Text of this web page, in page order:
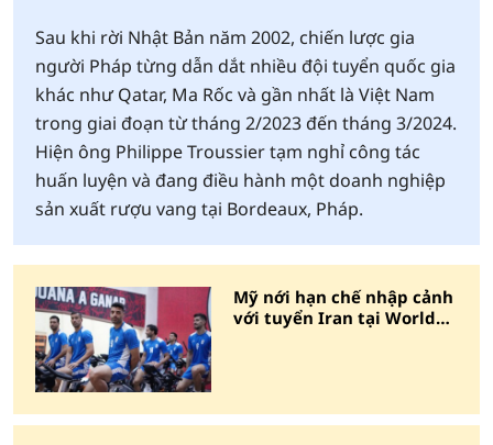
Sau khi rời Nhật Bản năm 2002, chiến lược gia
người Pháp từng dẫn dắt nhiều đội tuyển quốc gia
khác như Qatar, Ma Rốc và gần nhất là Việt Nam
trong giai đoạn từ tháng 2/2023 đến tháng 3/2024.
Hiện ông Philippe Troussier tạm nghỉ công tác
huấn luyện và đang điều hành một doanh nghiệp
sản xuất rượu vang tại Bordeaux, Pháp.
Mỹ nới hạn chế nhập cảnh
với tuyển Iran tại World